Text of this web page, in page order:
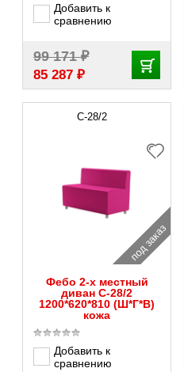
Добавить к
сравнению
99 171₽
85 287 ₽
С-28/2
под заказ
Фебо 2-х местный
диван С-28/2
1200*620*810 (Ш*Г*В)
кожа
Добавить к
сравнению